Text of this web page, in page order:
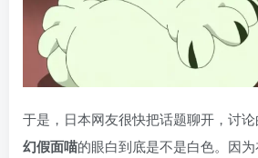
于是，日本网友很快把话题聊开，讨论
幻假面喵的眼白到底是不是白色。因